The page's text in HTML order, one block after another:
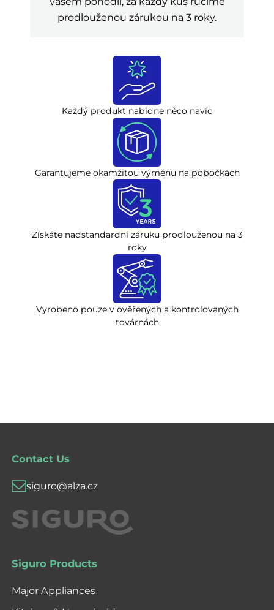
prodlouženou zárukou na 3 roky.
Každý produkt nabídne něco navíc
Garantujeme okamžitou výměnu na pobočkách
Získáte nadstandardní záruku prodlouženou na 3
roky
Vyrobeno pouze v ověřených a kontrolovaných
továrnách
Contact Us
siguro@alza.cz
Siguro Products
Major Appliances